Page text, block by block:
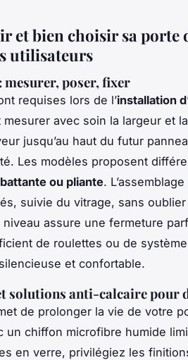
et bien choisir sa porte
utilisateurs
mesurer, poser, fixer
requises lors de l’installation
avec soin la largeur et
jusqu’au haut du futur
Les modèles proposent
ou pliante.
suivie du vitrage, sans oublier
niveau assure une fermeture
de roulettes ou de
et confortable.
solutions anti-calcaire pour
de prolonger la vie de votre
un chiffon microfibre humide
en verre, privilégiez les